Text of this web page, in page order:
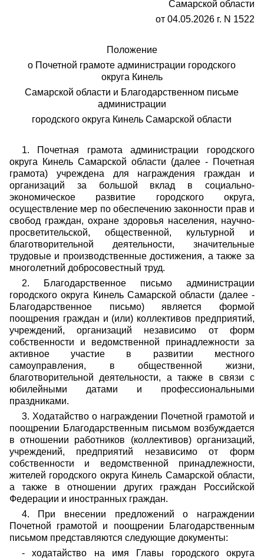
Самарской области
от 04.05.2026 г. N 1522
Положение
о Почетной грамоте администрации городского
округа Кинель
Самарской области и Благодарственном письме
администрации
городского округа Кинель Самарской области
1. Почетная грамота администрации городского
округа Кинель Самарской области (далее - Почетная
грамота) учреждена для награждения граждан и
организаций за большой вклад в социально-
экономическое развитие городского округа,
осуществление мер по обеспечению законности прав и
свобод граждан, охране здоровья населения, научно-
просветительской, общественной, культурной и
благотворительной деятельности, значительные
трудовые и производственные достижения, а также за
многолетний добросовестный труд.
2. Благодарственное письмо администрации
городского округа Кинель Самарской области (далее -
Благодарственное письмо) является формой
поощрения граждан и (или) коллективов предприятий,
учреждений, организаций независимо от форм
собственности и ведомственной принадлежности за
активное участие в развитии местного
самоуправления, в общественной жизни,
благотворительной деятельности, а также в связи с
юбилейными датами и профессиональными
праздниками.
3. Ходатайство о награждении Почетной грамотой и
поощрении Благодарственным письмом возбуждается
в отношении работников (коллективов) организаций,
учреждений, предприятий независимо от форм
собственности и ведомственной принадлежности,
жителей городского округа Кинель Самарской области,
а также в отношении других граждан Российской
Федерации и иностранных граждан.
4. При внесении предложений о награждении
Почетной грамотой и поощрении Благодарственным
письмом представляются следующие документы:
- ходатайство на имя Главы городского округа